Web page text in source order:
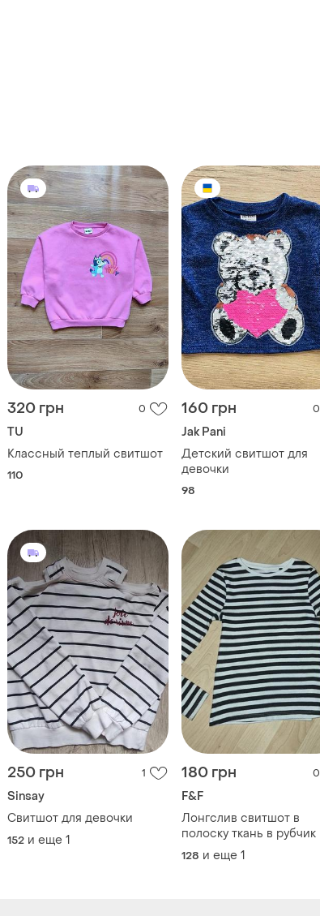
320 грн 0
TU
Классный теплый свитшот
110
160 грн 0
Jak Pani
Детский свитшот для
девочки
98
250 грн 1
Sinsay
Свитшот для девочки
152 и еще 1
180 грн 0
F&F
Лонгслив свитшот в
полоску ткань в рубчик
128 и еще 1